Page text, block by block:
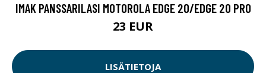
IMAK PANSSARILASI MOTOROLA EDGE 20/EDGE 20 PRO
23 EUR
LISÄTIETOJA